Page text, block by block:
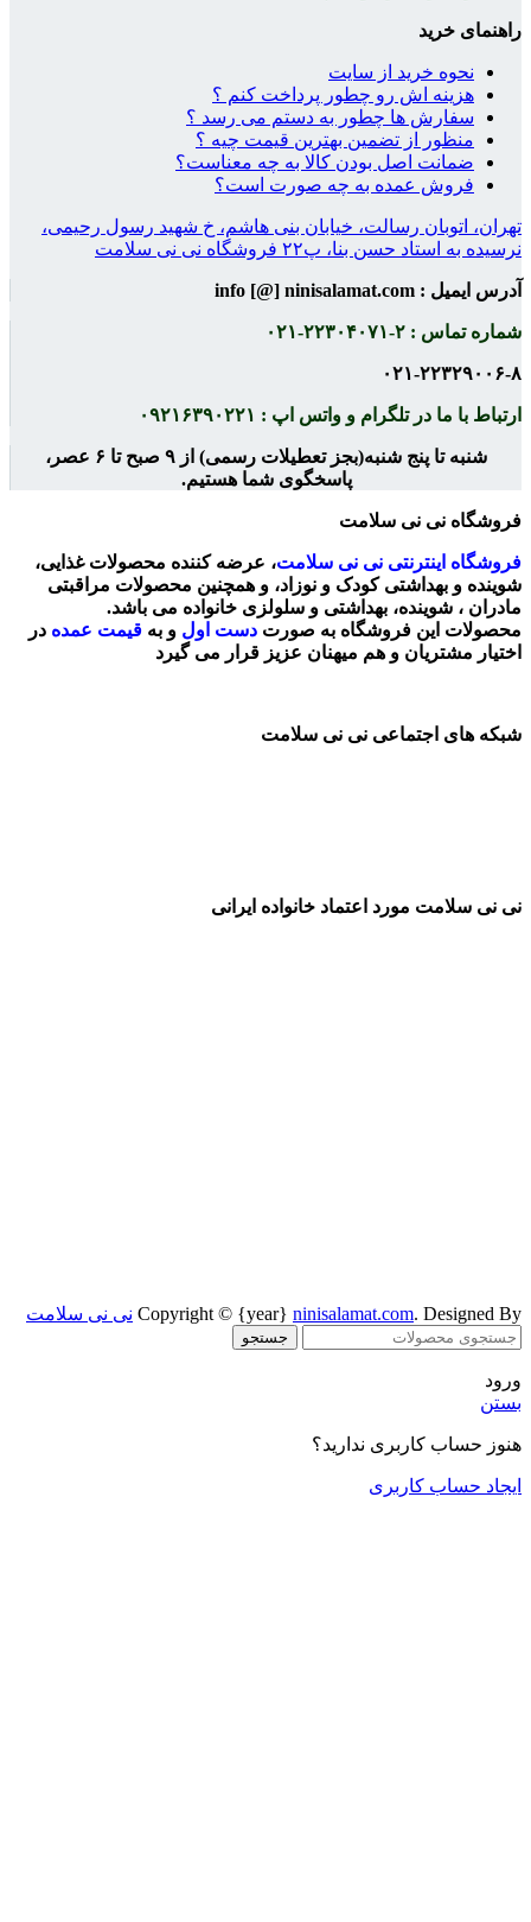
راهنمای خرید
نحوه خرید از سایت
هزینه اش رو چطور پرداخت کنم ؟
سفارش ها چطور به دستم می رسد ؟
منظور از تضمین بهترین قیمت چیه ؟
ضمانت اصل بودن کالا به چه معناست؟
فروش عمده به چه صورت است؟
تهران، اتوبان رسالت، خیابان بنی هاشم، خ شهید رسول رحیمی،
نرسیده به استاد حسن بنا، پ۲۲ فروشگاه نی نی سلامت
آدرس ایمیل : info [@] ninisalamat.com
شماره تماس : ۲-۲۲۳۰۴۰۷۱-۰۲۱
۰۲۱-۲۲۳۲۹۰۰۶-۸
ارتباط با ما در تلگرام و واتس اپ : ۰۹۲۱۶۳۹۰۲۲۱
شنبه تا پنج شنبه(بجز تعطیلات رسمی) از ۹ صبح تا ۶ عصر،
پاسخگوی شما هستیم.
فروشگاه نی نی سلامت
فروشگاه اینترنتی نی نی سلامت، عرضه کننده محصولات غذایی،
شوینده و بهداشتی کودک و نوزاد، و همچنین محصولات مراقبتی
مادران ، شوینده، بهداشتی و سلولزی خانواده می باشد.
محصولات این فروشگاه به صورت دست اول و به قیمت عمده در
اختیار مشتریان و هم میهنان عزیز قرار می گیرد
شبکه های اجتماعی نی نی سلامت
نی نی سلامت مورد اعتماد خانواده ایرانی
Copyright © {year} ninisalamat.com. Designed By نی نی سلامت
جستجو
ورود
بستن
هنوز حساب کاربری ندارید؟
ایجاد حساب کاربری